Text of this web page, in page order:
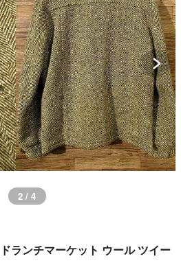
3 / 4
ランチマーケット ウール ツイー